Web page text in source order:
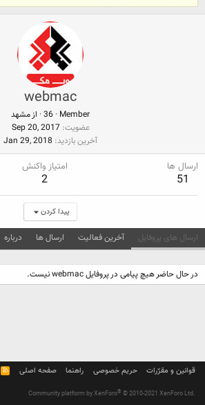
webmac
Member
·
· ازمشهد
عضویت Sep 20, 2017
آخرین بازدید Jan 29, 2018
ارسال ها
51
امتیاز واکنش
2
پیدا کردن
ارسال های پروفایل آخرین فعالیت ارسال ها درباره
در حال حاضر هیچ پیامی در پروفایل webmac نیست.
قوانین و مقرّرات حریم خصوصی راهنما صفحه اصلی
R
S
Community platform by XenForo® © 2010-2021 XenForo Ltd.